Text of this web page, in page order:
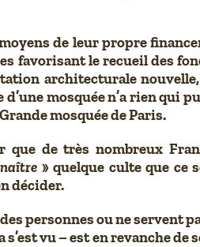
de leur propre
favorisant le recueil des
architecturale
mosquée n’a rien qui
mosquée de Paris.
de très nombreux
» quelque culte que ce
décider.
personnes ou ne servent
vu – est en revanche de